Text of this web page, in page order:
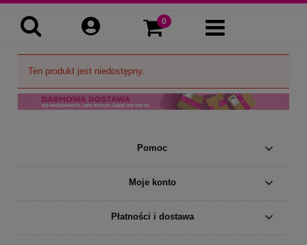
Ten produkt jest niedostępny.
Pomoc
Moje konto
Płatności i dostawa